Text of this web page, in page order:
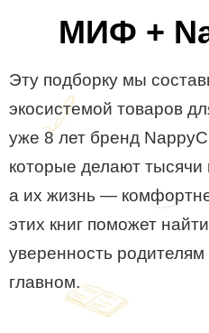
МИФ +
Эту подборку мы
экосистемой товаров
уже 8 лет бренд
которые делают
а их жизнь —
этих книг поможет
уверенность
главном.